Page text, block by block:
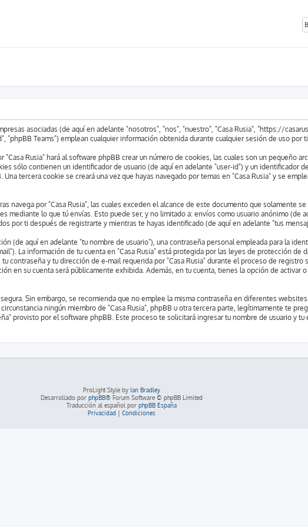
asociadas (de aquí en adelante "nosotros", "nos", "nuestro", "Casa Rusia", "https://
"phpBB Teams") emplean cualquier información obtenida durante cualquier sesión de uso por
Rusia" hará al software phpBB crear un número de cookies, las cuales son un pequeño
sólo contienen un identificador de usuario (de aquí en adelante "user-id") y un identificador
tercera cookie se creará una vez que hayas navegado por temas en "Casa Rusia" y se
navega por "Casa Rusia", las cuales exceden el alcance de este documento que solamente
mediante lo que tú envías. Esto puede ser, y no limitado a: envíos como usuario anónimo (de
por ti después de registrarte y mientras te hayas identificado (de aquí en adelante "tus
(de aquí en adelante "tu nombre de usuario"), una contraseña personal empleada para la
La información de tu cuenta en "Casa Rusia" está protegida por las leyes de protección de
contraseña y tu dirección de e-mail requerida por "Casa Rusia" durante el proceso de
en su cuenta será públicamente exhibida. Además, en tu cuenta, tienes la opción de activar
Sin embargo, se recomienda que no emplee la misma contraseña en diferentes
ningún miembro de "Casa Rusia", phpBB u otra tercera parte, legítimamente te
provisto por el software phpBB. Este proceso te solicitará ingresar tu nombre de usuario y
ProLight Style by Ian Bradley
Desarrollado por phpBB® Forum Software © phpBB Limited
Traducción al español por phpBB España
Privacidad| Condiciones